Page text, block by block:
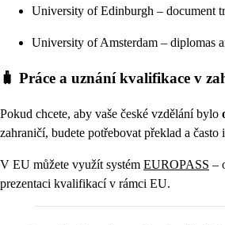
University of Edinburgh – document
University of Amsterdam – diplomas
🧳 Práce a uznání kvalifikace v
Pokud chcete, aby vaše české vzdělání bylo
zahraničí, budete potřebovat překlad a často
V EU můžete využít systém EUROPASS –
prezentaci kvalifikací v rámci EU.